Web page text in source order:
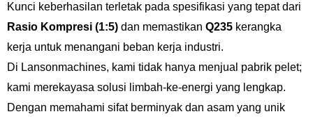
Kunci keberhasilan terletak pada spesifikasi yang tepat dari
Rasio Kompresi (1:5) dan memastikan Q235 kerangka
kerja untuk menangani beban kerja industri.
Di Lansonmachines, kami tidak hanya menjual pabrik pelet;
kami merekayasa solusi limbah-ke-energi yang lengkap.
Dengan memahami sifat berminyak dan asam yang unik